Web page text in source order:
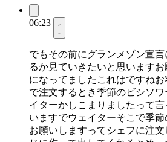
06:23
でもその前にグランメゾン宣
るか見ていきたいと思います
になってましたこれはですね
で注文するとき季節のビシソ
イターかしこまりましたって
いますでウェイターそこで季
お願いしますってシェフに注